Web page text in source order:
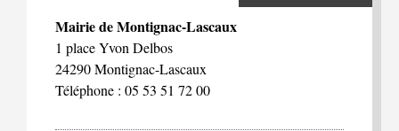
Mairie de Montignac-Lascaux
1 place Yvon Delbos
24290 Montignac-Lascaux
Téléphone : 05 53 51 72 00